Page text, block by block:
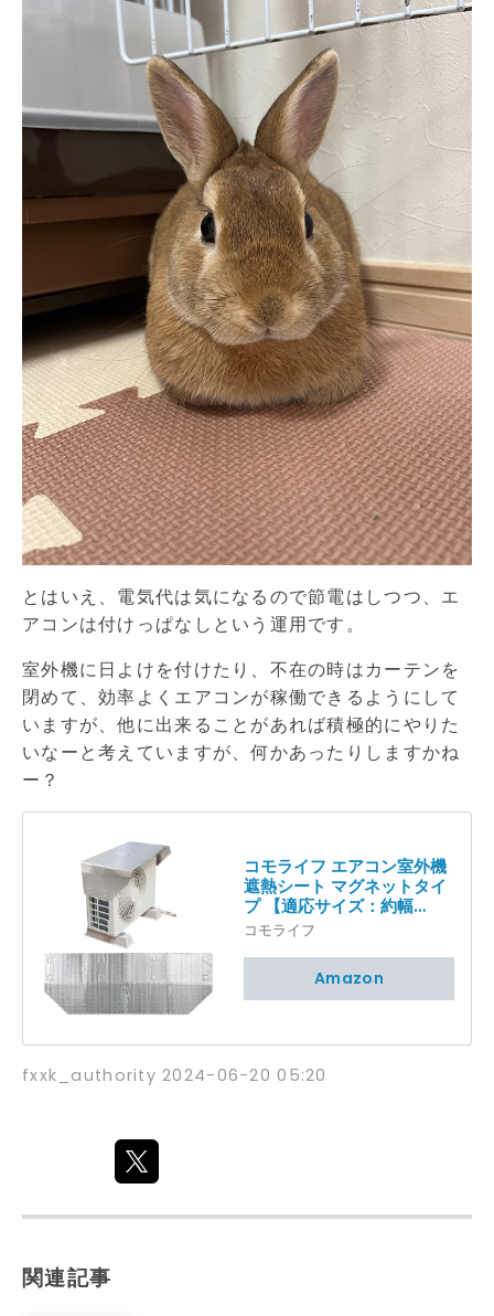
とはいえ、電気代は気になるので節電はしつつ、エ
アコンは付けっぱなしという運用です。
室外機に日よけを付けたり、不在の時はカーテンを
閉めて、効率よくエアコンが稼働できるようにして
いますが、他に出来ることがあれば積極的にやりた
いなーと考えていますが、何かあったりしますかね
ー？
コモライフ エアコン室外機
遮熱シート マグネットタイ
プ 【適応サイズ：約幅
80cm以下×奥行き39cm
シート 遮熱 日除け ネオジ
ム磁石 3層構造 ワンタッチ
電対策 電力削減 省エネ エ
コ 工具不要 ひさし 直射日
光 雨 雪 汚れ 対策
コモライフ
Amazon
fxxk_authority 2024-06-20 05:20
関連記事